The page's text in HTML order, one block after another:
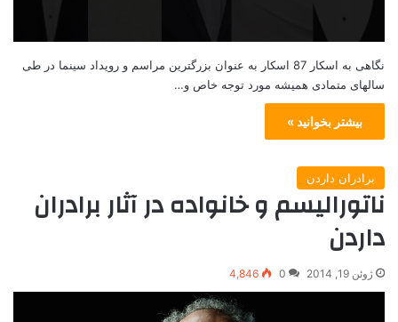
نگاهی به اسکار 87 اسکار به عنوان بزرگترین مراسم و رویداد سینما در طی
سالهای متمادی همیشه مورد توجه خاص و…
بیشتر بخوانید »
برادران داردن
ناتورالیسم و خانواده در آثار برادران
داردن
ژوئن 19, 2014 0
4,846